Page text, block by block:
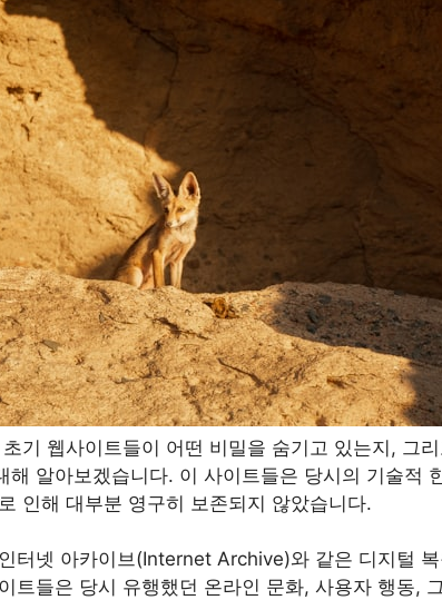
기 웹사이트들이 어떤 비밀을 숨기고 있는지, 그
해 알아보겠습니다. 이 사이트들은 당시의 기술적
인해 대부분 영구히 보존되지 않았습니다.
터넷 아카이브(Internet Archive)와 같은 디지털
트들은 당시 유행했던 온라인 문화, 사용자 행동,